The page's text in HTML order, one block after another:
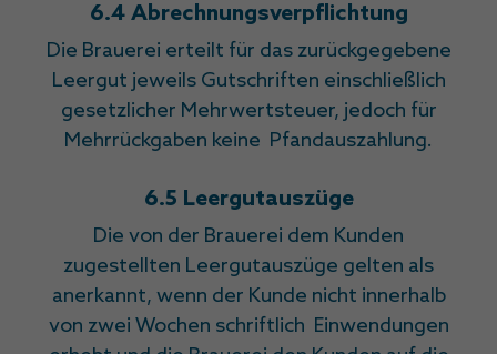
6.4 Abrechnungsverpflichtung
Die Brauerei erteilt für das zurückgegebene
Leergut jeweils Gutschriften einschließlich
gesetzlicher Mehrwertsteuer, jedoch für
Mehrrückgaben keine Pfandauszahlung.
6.5 Leergutauszüge
Die von der Brauerei dem Kunden
zugestellten Leergutauszüge gelten als
anerkannt, wenn der Kunde nicht innerhalb
von zwei Wochen schriftlich Einwendungen